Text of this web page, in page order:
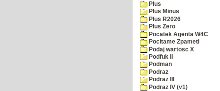
Plus
Plus Minus
Plus R2026
Plus Zero
Pocatek Agenta W4C
Pocitame Zpameti
Podaj wartosc X
Podfuk II
Podman
Podraz
Podraz III
Podraz IV (v1)